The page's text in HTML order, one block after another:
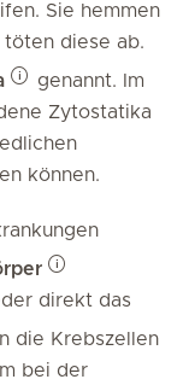
Sie hemmen
diese ab.
genannt. Im
Zytostatika
können.
direkt das
die Krebszellen
bei der